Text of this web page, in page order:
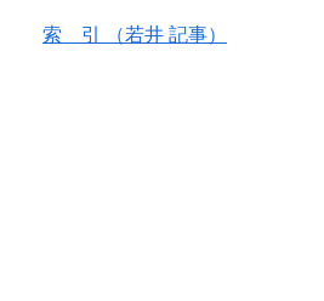
索 引 （若井 記事）